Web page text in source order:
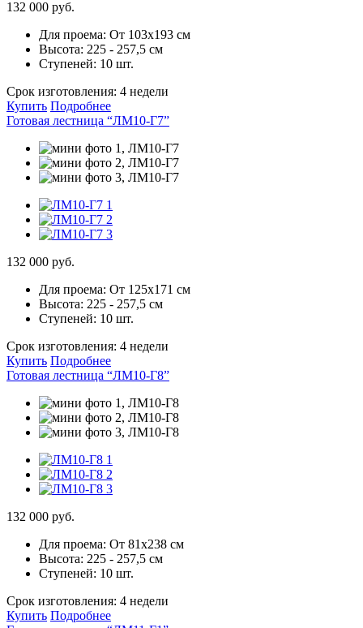
132 000 руб.
Для проема: От 103х193 см
Высота: 225 - 257,5 см
Ступеней: 10 шт.
Срок изготовления: 4 недели
Купить Подробнее
Готовая лестница “ЛМ10-Г7”
132 000 руб.
Для проема: От 125х171 см
Высота: 225 - 257,5 см
Ступеней: 10 шт.
Срок изготовления: 4 недели
Купить Подробнее
Готовая лестница “ЛМ10-Г8”
132 000 руб.
Для проема: От 81х238 см
Высота: 225 - 257,5 см
Ступеней: 10 шт.
Срок изготовления: 4 недели
Купить Подробнее